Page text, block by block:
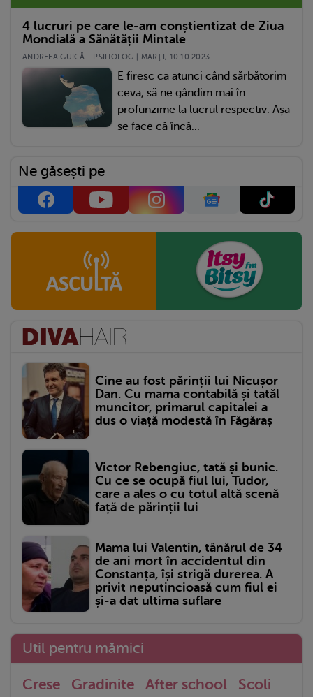
4 lucruri pe care le-am conștientizat de Ziua
Mondială a Sănătății Mintale
ANDREEA GUICĂ - PSIHOLOG | MARŢI, 10.10.2023
E firesc ca atunci când sărbătorim
ceva, să ne gândim mai în
profunzime la lucrul respectiv. Așa
se face că încă...
Ne găsești pe
Cine au fost părinții lui Nicușor
Dan. Cu mama contabilă și tatăl
muncitor, primarul capitalei a
dus o viață modestă în Făgăraș
Victor Rebengiuc, tată și bunic.
Cu ce se ocupă fiul lui, Tudor,
care a ales o cu totul altă scenă
față de părinții lui
Mama lui Valentin, tânărul de 34
de ani mort în accidentul din
Constanța, își strigă durerea. A
privit neputincioasă cum fiul ei
și-a dat ultima suflare
Util pentru mămici
Crese Gradinite After school
Scoli